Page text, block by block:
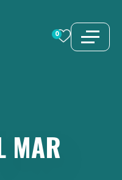
0
MAR